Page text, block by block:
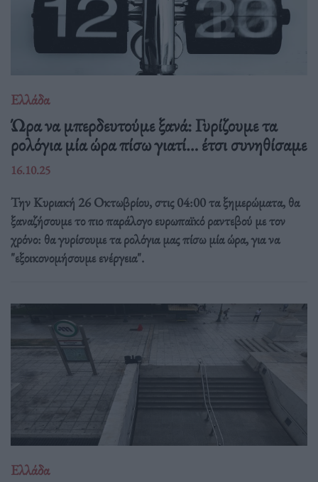
Ελλάδα
Ώρα να μπερδευτούμε ξανά: Γυρίζουμε τα
ρολόγια μία ώρα πίσω γιατί… έτσι συνηθίσαμε
16.10.25
Την Κυριακή 26 Οκτωβρίου, στις 04:00 τα ξημερώματα, θα
ξαναζήσουμε το πιο παράλογο ευρωπαϊκό ραντεβού με τον
χρόνο: θα γυρίσουμε τα ρολόγια μας πίσω μία ώρα, για να
"εξοικονομήσουμε ενέργεια".
Ελλάδα